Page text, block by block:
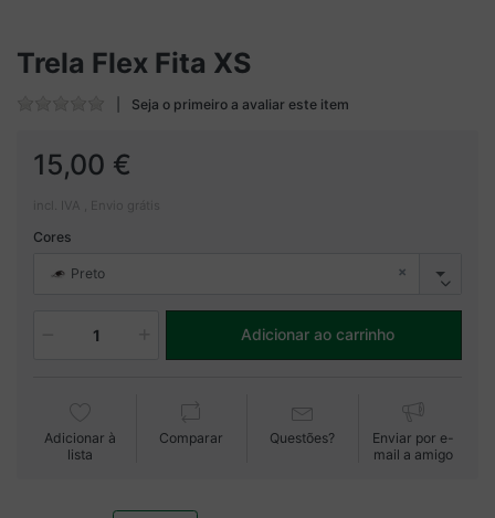
Trela Flex Fita XS
Seja o primeiro a avaliar este item
15,00 €
incl. IVA , Envio grátis
Cores
×
Preto
1 Adicionar ao carrinho
Adicionar à
lista
Comparar Questões?
Enviar por e-
mail a amigo